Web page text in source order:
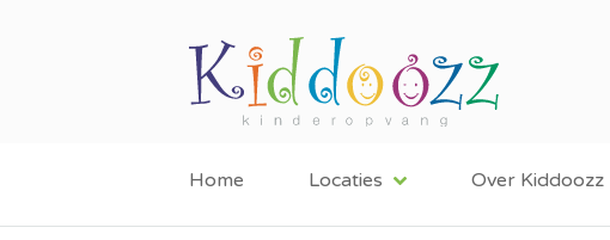
Home Locaties Over Kiddoozz